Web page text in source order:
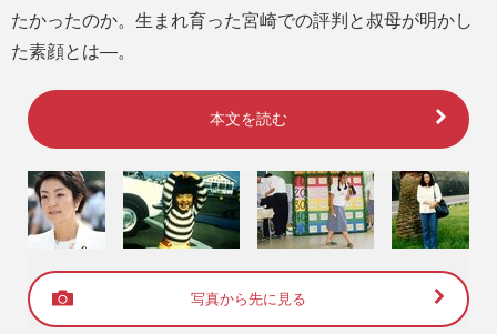
たかったのか。生まれ育った宮崎での評判と叔母が明かし
た素顔とは―。
本文を読む
写真から先に見る